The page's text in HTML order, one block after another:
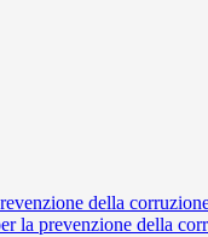
della
la prevenzione della